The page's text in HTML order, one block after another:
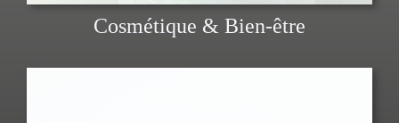
Cosmétique & Bien-être